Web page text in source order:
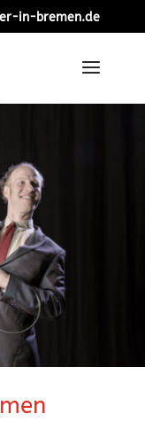
in-bremen.de